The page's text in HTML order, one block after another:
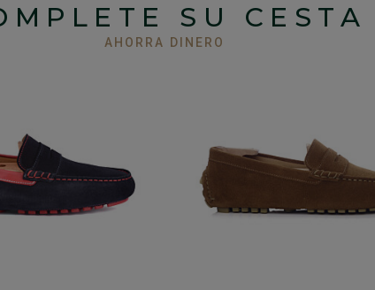
SU CESTA
AHORRA DINERO